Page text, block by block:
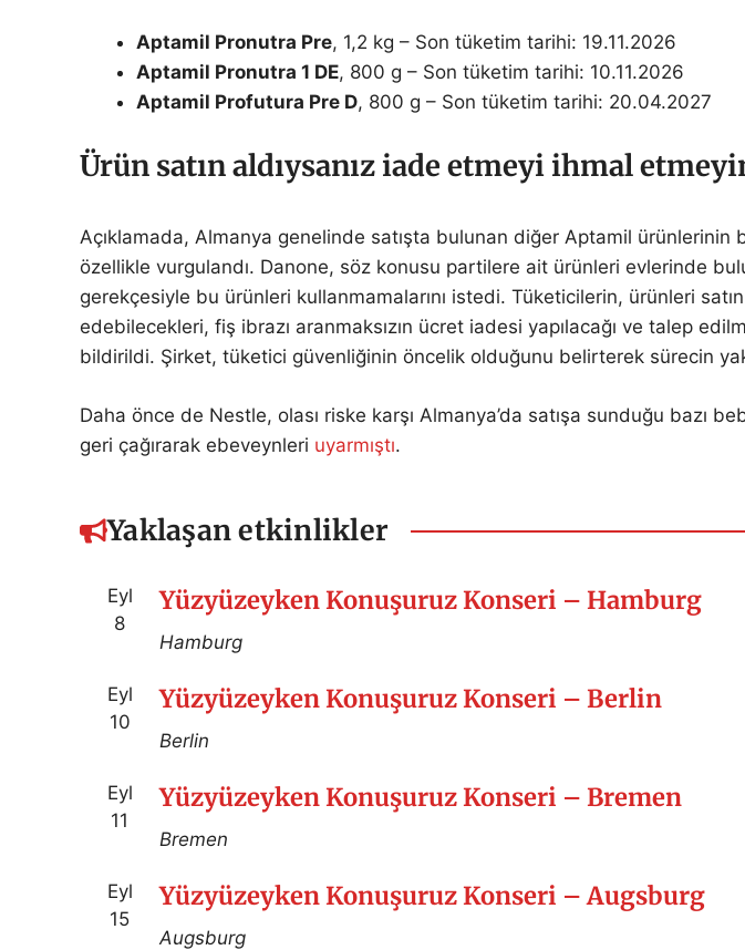
Aptamil Pronutra Pre, 1,2 kg – Son tüketim tarihi: 19.11.2026
Aptamil Pronutra 1 DE, 800 g – Son tüketim tarihi: 10.11.2026
Aptamil Profutura Pre D, 800 g – Son tüketim tarihi: 20.04.2027
Ürün satın aldıysanız iade etmeyi ihmal
Açıklamada, Almanya genelinde satışta bulunan diğer Aptamil ürünlerinin
özellikle vurgulandı. Danone, söz konusu partilere ait ürünleri evlerinde
gerekçesiyle bu ürünleri kullanmamalarını istedi. Tüketicilerin, ürünleri satın
edebilecekleri, fiş ibrazı aranmaksızın ücret iadesi yapılacağı ve talep
bildirildi. Şirket, tüketici güvenliğinin öncelik olduğunu belirterek sürecin
Daha önce de Nestle, olası riske karşı Almanya’da satışa sunduğu bazı
geri çağırarak ebeveynleri uyarmıştı.
Yaklaşan etkinlikler
Eyl
8
Yüzyüzeyken Konuşuruz Konseri – Hamburg
Hamburg
Eyl
10
Yüzyüzeyken Konuşuruz Konseri – Berlin
Berlin
Eyl
11
Yüzyüzeyken Konuşuruz Konseri – Bremen
Bremen
Eyl
15
Yüzyüzeyken Konuşuruz Konseri – Augsburg
Augsburg